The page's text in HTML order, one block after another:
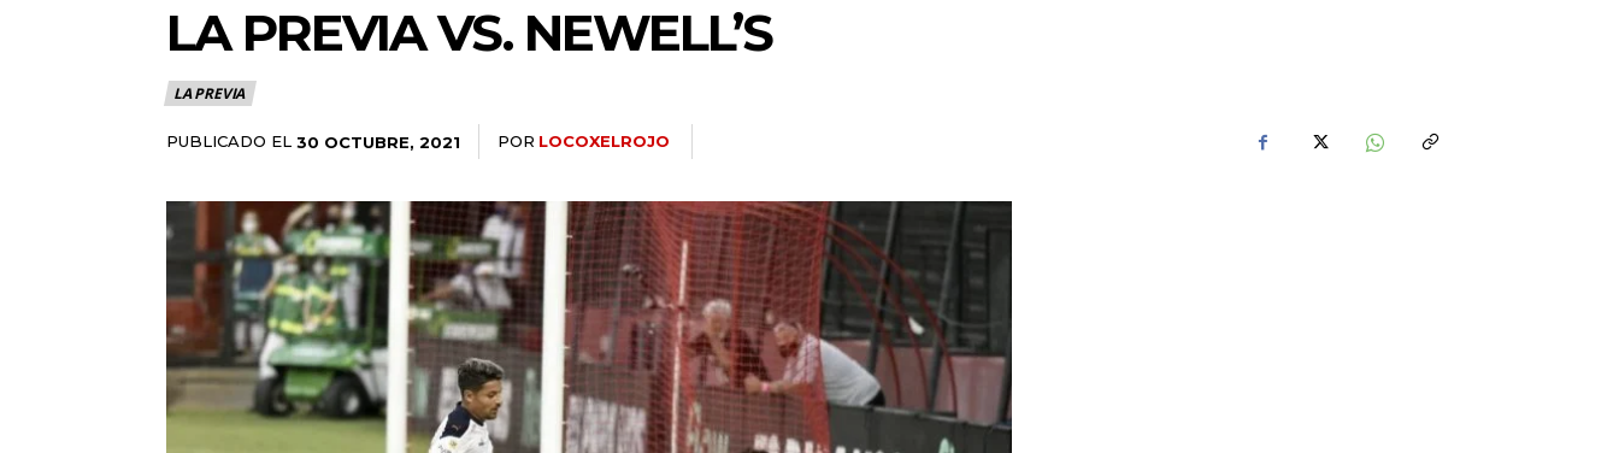
LA PREVIA VS. NEWELL’S
LA PREVIA
PUBLICADO EL 30 OCTUBRE, 2021 POR LOCOXELROJO